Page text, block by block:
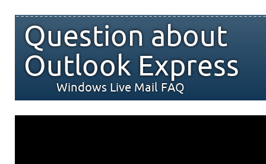
Question about
Outlook Express
Windows Live Mail FAQ